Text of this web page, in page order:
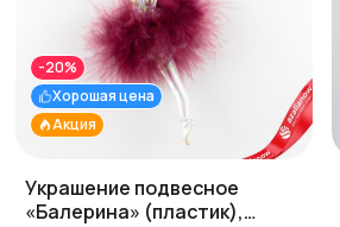
Акция
Хорошая цена
-20%
Украшение подвесное
«Балерина» (пластик),